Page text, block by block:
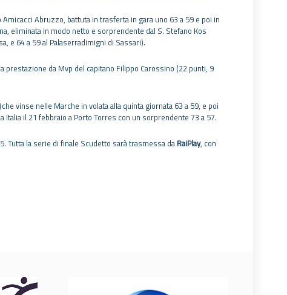
Abruzzo, battuta in trasferta in gara uno 63 a 59 e poi in
eliminata in modo netto e sorprendente dal S. Stefano Kos
e 64 a 59 al Palaserradimigni di Sassari).
prestazione da Mvp del capitano Filippo Carossino (22 punti, 9
vinse nelle Marche in volata alla quinta giornata 63 a 59, e poi
il 21 febbraio a Porto Torres con un sorprendente 73 a 57.
Tutta la serie di finale Scudetto sarà trasmessa da RaiPlay, con